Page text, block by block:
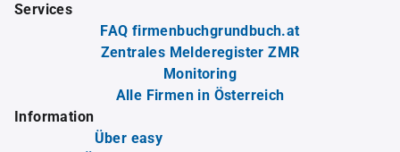
Services
FAQ firmenbuchgrundbuch.at
Zentrales Melderegister ZMR
Monitoring
Alle Firmen in Österreich
Information
Über easy